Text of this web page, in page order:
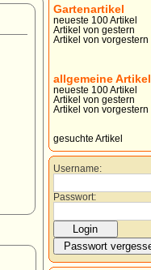
Gartenartikel
neueste 100 Artikel
Artikel von gestern
Artikel von vorgestern
allgemeine Artikel
neueste 100 Artikel
Artikel von gestern
Artikel von vorgestern
gesuchte Artikel
Username:
Passwort: